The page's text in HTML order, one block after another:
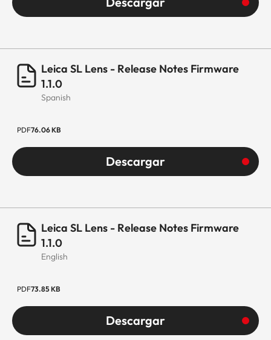
(sin/con parasol)
mm (sin/con
parasol)
Leica SL Lens - Release Notes Firmware
1.1.0
Spanish
PDF76.06 KB
Descargar
Leica SL Lens - Release Notes Firmware
1.1.0
English
PDF73.85 KB
Descargar